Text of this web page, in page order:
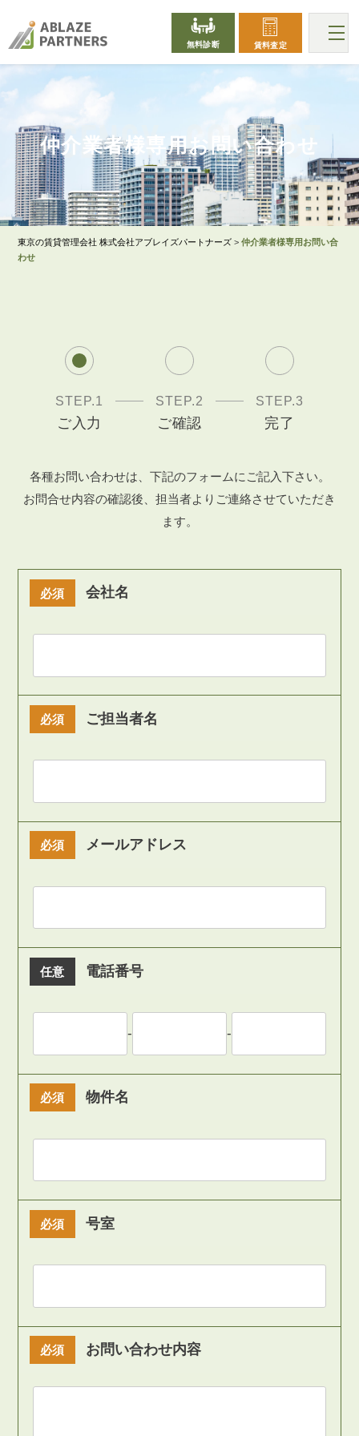
無料診断 賃料査定
AGENCY_CONTACT
仲介業者様専用お問い合わせ
東京の賃貸管理会社 株式会社アブレイズパートナーズ >仲介業者様専用お問い合
わせ
STEP.1
ご入力
STEP.2
ご確認
STEP.3
完了
各種お問い合わせは、下記のフォームにご記入下さい。
お問合せ内容の確認後、担当者よりご連絡させていただき
ます。
必須 会社名
必須 ご担当者名
必須 メールアドレス
任意 電話番号
- -
必須 物件名
必須 号室
必須 お問い合わせ内容